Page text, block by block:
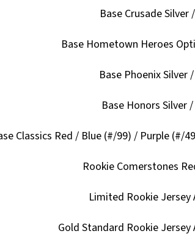
Base Crusade Silver
Base Hometown Heroes
Base Phoenix Silver
Base Honors Silver
Classics Red / Blue (#/99) / Purple (#/
Rookie Comerstones
Limited Rookie Jersey
Gold Standard Rookie Jersey